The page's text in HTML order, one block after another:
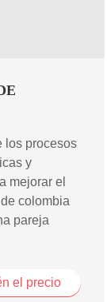
los procesos
y
mejorar el
colombia
pareja
el precio